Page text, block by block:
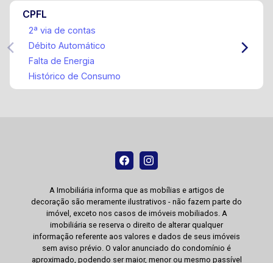
CPFL
2ª via de contas
Débito Automático
Falta de Energia
Histórico de Consumo
A Imobiliária informa que as mobílias e artigos de
decoração são meramente ilustrativos - não fazem parte do
imóvel, exceto nos casos de imóveis mobiliados. A
imobiliária se reserva o direito de alterar qualquer
informação referente aos valores e dados de seus imóveis
sem aviso prévio. O valor anunciado do condomínio é
aproximado, podendo ser maior, menor ou mesmo passível